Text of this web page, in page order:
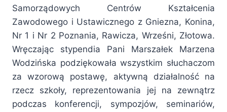
Samorządowych Centrów Kształcenia
Zawodowego i Ustawicznego z Gniezna, Konina,
Nr 1 i Nr 2 Poznania, Rawicza, Wrześni, Złotowa.
Wręczając stypendia Pani Marszałek Marzena
Wodzińska podziękowała wszystkim słuchaczom
za wzorową postawę, aktywną działalność na
rzecz szkoły, reprezentowania jej na zewnątrz
podczas konferencji, sympozjów, seminariów,